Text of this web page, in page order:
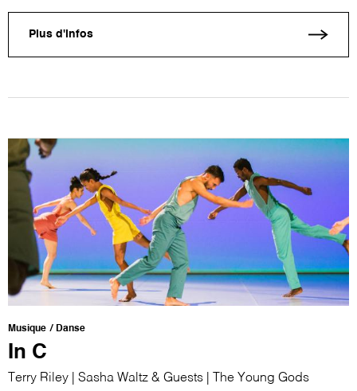
Plus d'infos
Musique Danse
In C
Terry Riley | Sasha Waltz & Guests | The Young Gods